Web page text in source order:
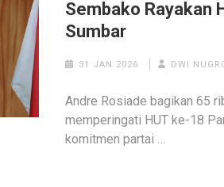
Sembako Rayakan
Sumbar
31 JAN 2026 DWI
Andre Rosiade bagikan 65
memperingati HUT ke-18
komitmen partai …